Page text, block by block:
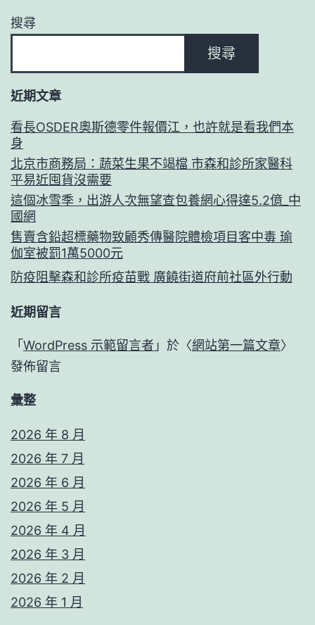
搜尋
搜尋
近期文章
看長OSDER奧斯德零件報價江，也許就是看我們本
身
北京市商務局：蔬菜生果不竭檔 市森和診所家醫科
平易近囤貨沒需要
這個冰雪季，出游人次無望查包養網心得達5.2億_中
國網
售賣含鉛超標藥物致顧秀傳醫院體檢項目客中毒 瑜
伽室被罰1萬5000元
防疫阻擊森和診所疫苗戰 廣饒街道府前社區外行動
近期留言
「 WordPress 示範留言者 」於〈網站第一篇文章〉
發佈留言
彙整
2026 年 8 月
2026 年 7 月
2026 年 6 月
2026 年 5 月
2026 年 4 月
2026 年 3 月
2026 年 2 月
2026 年 1 月